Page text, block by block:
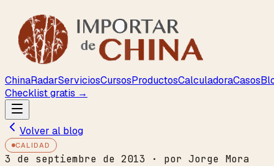
ChinaRadarServiciosCursosProductosCalculadoraCasos
Checklist gratis →
Volver al blog
CALIDAD
3 de septiembre de 2013 · por Jorge Mora